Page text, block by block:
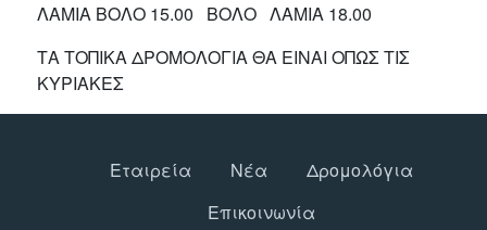
ΛΑΜΙΑ ΒΟΛΟ 15.00 ΒΟΛΟ ΛΑΜΙΑ 18.00
ΤΑ ΤΟΠΙΚΑ ΔΡΟΜΟΛΟΓΙΑ ΘΑ ΕΙΝΑΙ ΟΠΩΣ ΤΙΣ
ΚΥΡΙΑΚΕΣ
Εταιρεία Νέα
Δρομολόγια
Επικοινωνία